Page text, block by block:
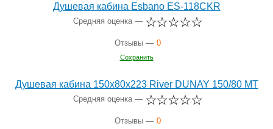
Душевая кабина Esbano ES-118CKR
Средняя оценка —
Отзывы — 0
Сохранить
Душевая кабина 150х80х223 River DUNAY 150/80 МТ
Средняя оценка —
Отзывы — 0